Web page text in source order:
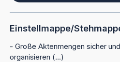
Einstellmappe/
- Große Aktenmengen sicher
organisieren (...)